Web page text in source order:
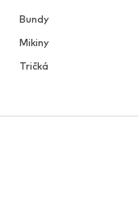
Bundy
Mikiny
Tričká